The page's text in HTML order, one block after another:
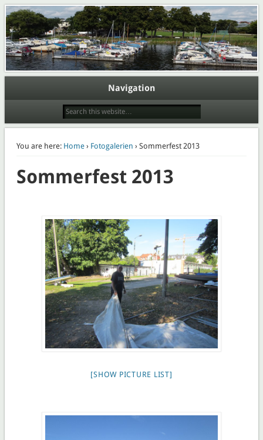
Wasserport im ESV Lok Potsdam
e.V.
Webpräsenz der Abteilung Wassersport des Eisenbahner Sportverein Lokomotive
Potsdam e.V.
Navigation
You are here: Home› Fotogalerien › Sommerfest 2013
Sommerfest 2013
[SHOW PICTURE LIST]